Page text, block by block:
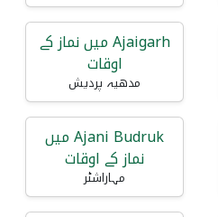
Ajaigarh میں نماز کے
اوقات
مدھیہ پردیش
Ajani Budruk میں
نماز کے اوقات
مہاراشٹر